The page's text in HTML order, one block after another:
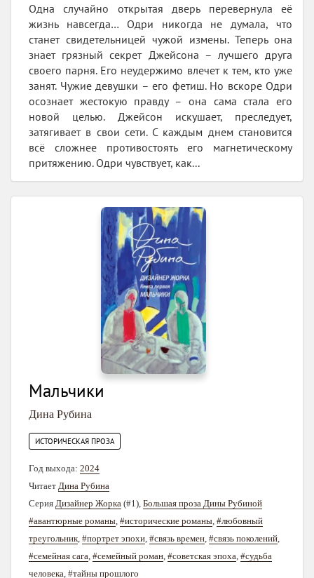
Одна случайно открытая дверь перевернула её
жизнь навсегда… Одри никогда не думала, что
станет свидетельницей чужой измены. Теперь она
знает грязный секрет Джейсона – лучшего друга
своего парня. Его неудержимо влечет к тем, кто уже
занят. Чужие девушки – его фетиш. Но вскоре Одри
осознает жестокую правду – она сама стала его
новой целью. Джейсон искушает, преследует,
затягивает в свои сети. С каждым днем становится
всё сложнее противостоять его магнетическому
притяжению. Одри чувствует, как...
Мальчики
Дина Рубина
ИСТОРИЧЕСКАЯ ПРОЗА
Год выхода: 2024
Читает Дина Рубина
Серия Дизайнер Жорка (#1), Большая проза Дины Рубиной
#авантюрные романы #исторические романы #любовный
треугольник #портрет эпохи #связь времен #связь поколений
#семейная сага #семейный роман #советская эпоха #судьба
человека #тайны прошлого